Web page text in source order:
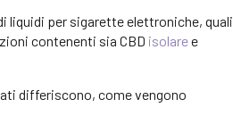
liquidi per sigarette elettroniche, quali
contenenti sia CBD isolaree
differiscono, come vengono